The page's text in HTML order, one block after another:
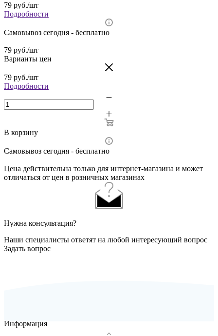
79 руб./шт
Подробности
Самовывоз сегодня - бесплатно
79 руб./шт
Варианты цен
79 руб./шт
Подробности
В корзину
Самовывоз сегодня - бесплатно
Цена действительна только для интернет-магазина и может
отличаться от цен в розничных магазинах
Нужна консультация?
Наши специалисты ответят на любой интересующий вопрос
Задать вопрос
Информация